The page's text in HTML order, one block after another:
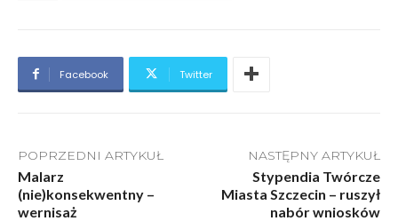
Facebook Twitter
POPRZEDNI ARTYKUŁ
Malarz
(nie)konsekwentny –
wernisaż
NASTĘPNY ARTYKUŁ
Stypendia Twórcze
Miasta Szczecin – ruszył
nabór wniosków